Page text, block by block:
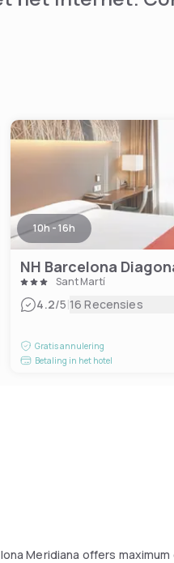
10h - 16h
NH Barcelona
Sant Martí
4.2/5|16 Recensies
Gratis annulering
Betaling in het hotel
Meridiana offers